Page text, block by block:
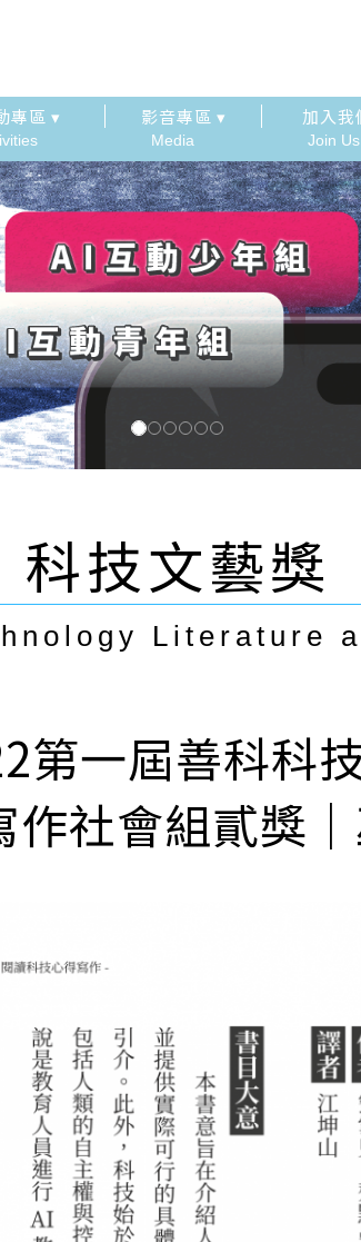
專區 ▾ 影音專區 ▾
Media
加入我
Join
科技文藝獎
Literature
第一屆善科科
作社會組貳獎